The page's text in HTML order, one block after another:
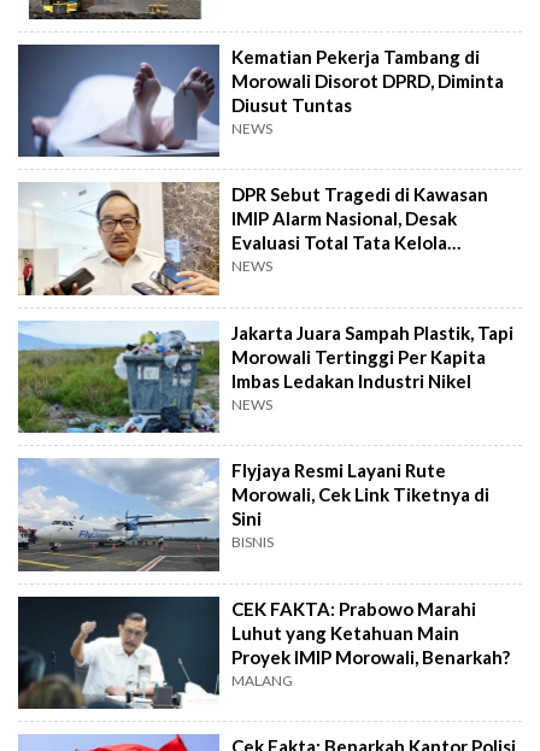
Kematian Pekerja Tambang di
Morowali Disorot DPRD, Diminta
Diusut Tuntas
NEWS
DPR Sebut Tragedi di Kawasan
IMIP Alarm Nasional, Desak
Evaluasi Total Tata Kelola
Lingkungan
NEWS
Jakarta Juara Sampah Plastik, Tapi
Morowali Tertinggi Per Kapita
Imbas Ledakan Industri Nikel
NEWS
Flyjaya Resmi Layani Rute
Morowali, Cek Link Tiketnya di
Sini
BISNIS
CEK FAKTA: Prabowo Marahi
Luhut yang Ketahuan Main
Proyek IMIP Morowali, Benarkah?
MALANG
Cek Fakta: Benarkah Kantor Polisi